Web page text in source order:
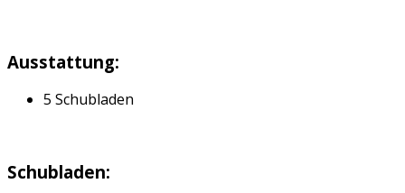
Ausstattung:
5 Schubladen
Schubladen: